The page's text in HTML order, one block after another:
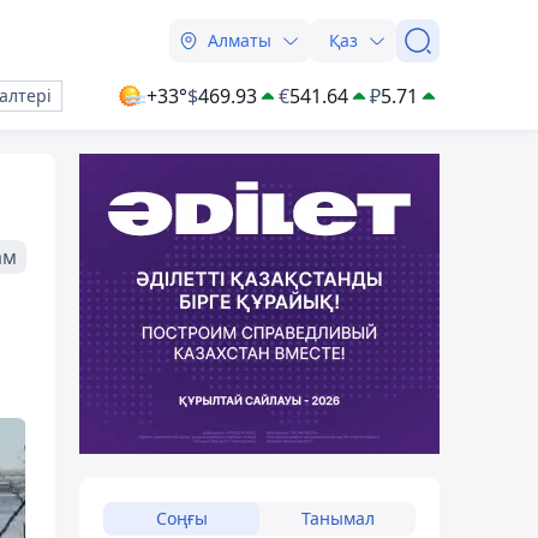
Алматы Қаз
+33°$469.93 €541.64 ₽5.71
Соңғы Танымал